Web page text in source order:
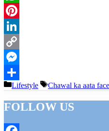
WhatsApp
Pinterest
LinkedIn
Copy
Link
Messenger
Share
Categories
Lifestyle Tags
Chawal ka aata
FOLLOW US